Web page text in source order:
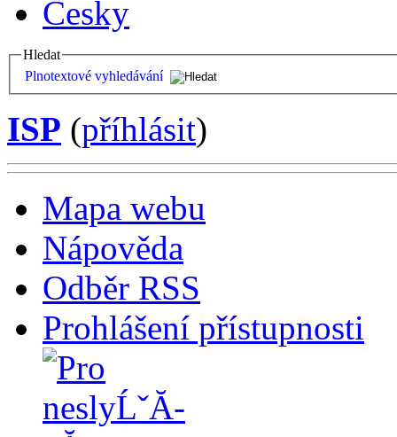
Česky
Hledat
Plnotextové vyhledávání
ISP (příhlásit)
Mapa webu
Nápověda
Odběr RSS
Prohlášení přístupnosti